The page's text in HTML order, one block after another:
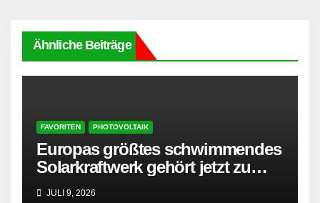
Ähnliche Beiträge
FAVORITEN PHOTOVOLTAIK
Europas größtes schwimmendes
Solarkraftwerk gehört jetzt zu
AMPYR
JULI 9, 2026